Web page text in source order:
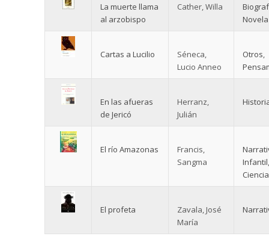
La muerte llama
al arzobispo
Cather, Willa
Novela
Cartas a Lucilio
Séneca,
Lucio Anneo
Otros,
En las afueras
de Jericó
Herranz,
Julián
El río Amazonas
Francis,
Sangma
Infantil,
Ciencia
El profeta
Zavala, José
María